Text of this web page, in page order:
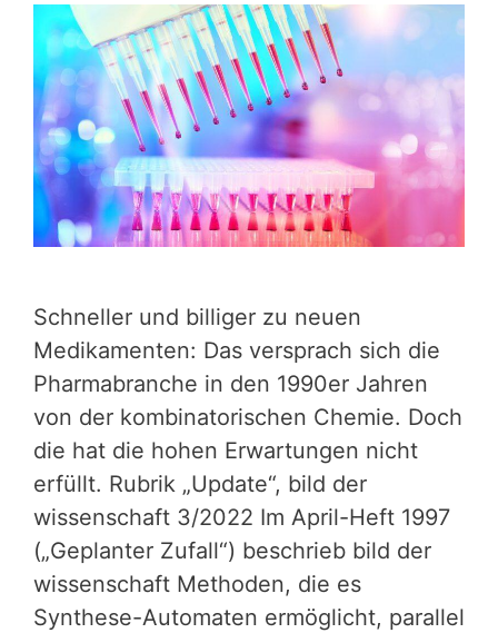
Schneller und billiger zu neuen
Medikamenten: Das versprach sich die
Pharmabranche in den 1990er Jahren
von der kombinatorischen Chemie. Doch
die hat die hohen Erwartungen nicht
erfüllt. Rubrik „Update“, bild der
wissenschaft 3/2022 Im April-Heft 1997
(„Geplanter Zufall“) beschrieb bild der
wissenschaft Methoden, die es
Synthese-Automaten ermöglicht, parallel